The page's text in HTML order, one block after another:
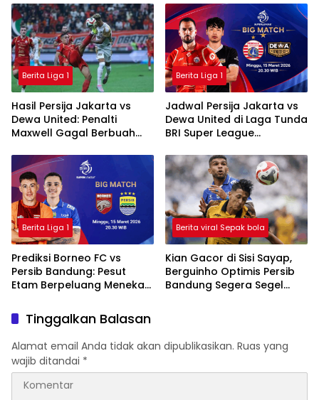
Padang
Berita Liga 1
Hasil Persija Jakarta vs
Dewa United: Penalti
Maxwell Gagal Berbuah
Ditahan Imbang
Berita Liga 1
Jadwal Persija Jakarta vs
Dewa United di Laga Tunda
BRI Super League
Berita Liga 1
Prediksi Borneo FC vs
Persib Bandung: Pesut
Etam Berpeluang Menekan
Berita viral Sepak bola
Kian Gacor di Sisi Sayap,
Berguinho Optimis Persib
Bandung Segera Segel
Tinggalkan Balasan
Alamat email Anda tidak akan dipublikasikan. Ruas yang
wajib ditandai *